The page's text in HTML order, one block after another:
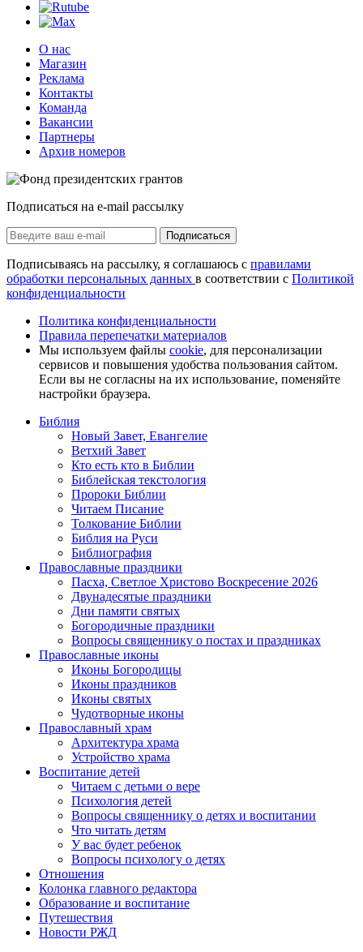
О нас
Магазин
Реклама
Контакты
Команда
Вакансии
Партнеры
Архив номеров
Подписаться на e-mail рассылку
Подписаться
Подписываясь на рассылку, я соглашаюсь с правилами
обработки персональных данных в соответствии с Политикой
конфиденциальности
Политика конфиденциальности
Правила перепечатки материалов
Мы используем файлы cookie, для персонализации
сервисов и повышения удобства пользования сайтом.
Если вы не согласны на их использование, поменяйте
настройки браузера.
Библия
Новый Завет, Евангелие
Ветхий Завет
Кто есть кто в Библии
Библейская текстология
Пророки Библии
Читаем Писание
Толкование Библии
Библия на Руси
Библиография
Православные праздники
Пасха, Светлое Христово Воскресение 2026
Двунадесятые праздники
Дни памяти святых
Богородичные праздники
Вопросы священнику о постах и праздниках
Православные иконы
Иконы Богородицы
Иконы праздников
Иконы святых
Чудотворные иконы
Православный храм
Архитектура храма
Устройство храма
Воспитание детей
Читаем с детьми о вере
Психология детей
Вопросы священнику о детях и воспитании
Что читать детям
У вас будет ребенок
Вопросы психологу о детях
Отношения
Колонка главного редактора
Образование и воспитание
Путешествия
Новости РЖД